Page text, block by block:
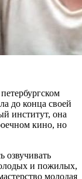
до конца своей
институт, она
кино, но
озвучивать
и пожилых,
молодая